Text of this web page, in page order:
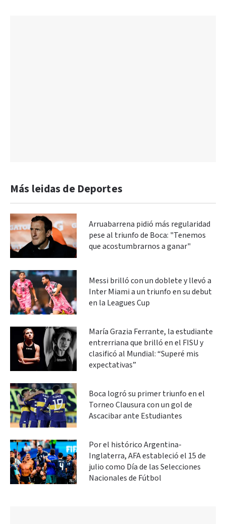
Más leidas de Deportes
Arruabarrena pidió más regularidad
pese al triunfo de Boca: "Tenemos
que acostumbrarnos a ganar"
Messi brilló con un doblete y llevó a
Inter Miami a un triunfo en su debut
en la Leagues Cup
María Grazia Ferrante, la estudiante
entrerriana que brilló en el FISU y
clasificó al Mundial: “Superé mis
expectativas”
Boca logró su primer triunfo en el
Torneo Clausura con un gol de
Ascacibar ante Estudiantes
Por el histórico Argentina-
Inglaterra, AFA estableció el 15 de
julio como Día de las Selecciones
Nacionales de Fútbol